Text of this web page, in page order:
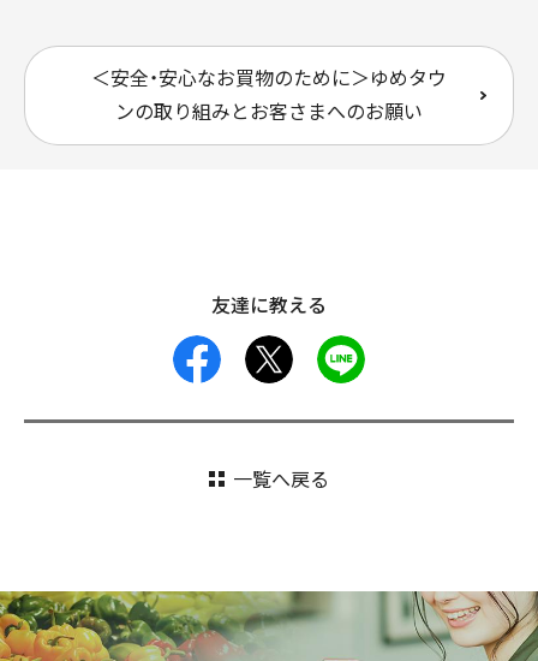
＜安全・安心なお買物のために＞ゆめタウ
ンの取り組みとお客さまへのお願い
友達に教える
facebook
一覧へ戻る